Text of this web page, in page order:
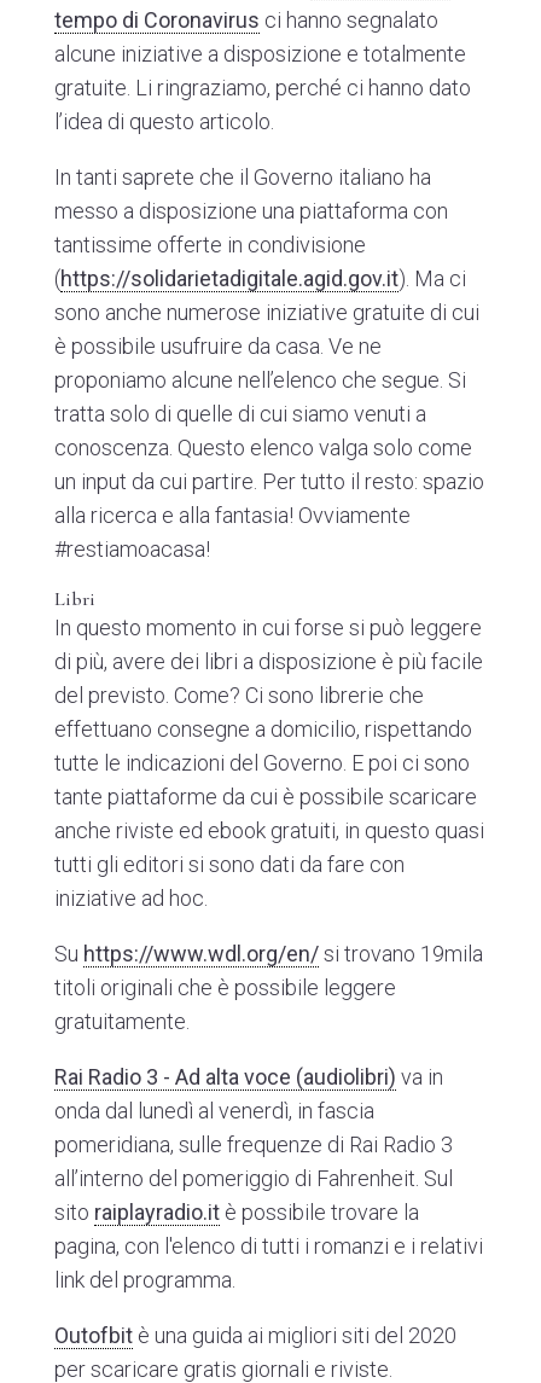
tempo di Coronavirus ci hanno segnalato
alcune iniziative a disposizione e totalmente
gratuite. Li ringraziamo, perché ci hanno dato
l’idea di questo articolo.
In tanti saprete che il Governo italiano ha
messo a disposizione una piattaforma con
tantissime offerte in condivisione
(https://solidarietadigitale.agid.gov.it). Ma ci
sono anche numerose iniziative gratuite di cui
è possibile usufruire da casa. Ve ne
proponiamo alcune nell’elenco che segue. Si
tratta solo di quelle di cui siamo venuti a
conoscenza. Questo elenco valga solo come
un input da cui partire. Per tutto il resto: spazio
alla ricerca e alla fantasia! Ovviamente
#restiamoacasa!
Libri
In questo momento in cui forse si può leggere
di più, avere dei libri a disposizione è più facile
del previsto. Come? Ci sono librerie che
effettuano consegne a domicilio, rispettando
tutte le indicazioni del Governo. E poi ci sono
tante piattaforme da cui è possibile scaricare
anche riviste ed ebook gratuiti, in questo quasi
tutti gli editori si sono dati da fare con
iniziative ad hoc
Su https://www.wdl.org/en/si trovano 19mila
titoli originali che è possibile leggere
gratuitamente.
Rai Radio 3 - Ad alta voce (audiolibri) va in
onda dal lunedì al venerdì, in fascia
pomeridiana, sulle frequenze di Rai Radio 3
all’interno del pomeriggio di Fahrenheit. Sul
sito raiplayradio.it è possibile trovare la
pagina, con l'elenco di tutti i romanzi e i relativi
link del programma.
Outofbitè una guida ai migliori siti del 2020
per scaricare gratis giornali e riviste.